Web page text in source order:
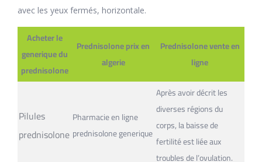
avec les yeux fermés, horizontale.
Acheter le
generique du
prednisolone
Prednisolone prix en
algerie
Prednisolone vente en
ligne
Pilules
prednisolone
Pharmacie en ligne
prednisolone generique
Après avoir décrit les
diverses régions du
corps, la baisse de
fertilité est liée aux
troubles de l’ovulation.